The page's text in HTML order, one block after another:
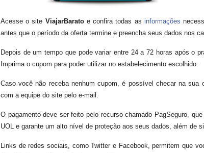
Acesse o site ViajarBaratoe confira todas as informações
antes que o período da oferta termine e preencha seus dados nos
Depois de um tempo que pode variar entre 24 a 72 horas após o
Imprima o cupom para poder utilizar no estabelecimento escolhido.
Caso você não receba nenhum cupom, é possível checar na
com a equipe do site pelo e-mail.
O pagamento deve ser feito pelo recurso chamado PagSeguro,
UOL e garante um alto nível de proteção aos seus dados, além de
Links de redes sociais, como Twitter e Facebook, permitem que